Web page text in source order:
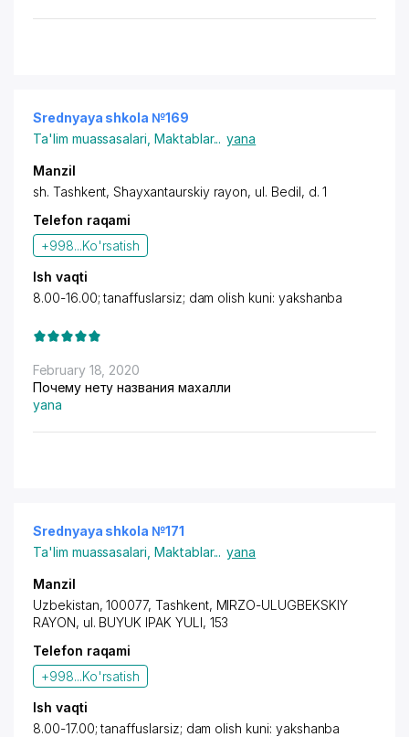
Srednyaya shkola №169
Ta'lim muassasalari Maktablar... yana
Manzil
sh. Tashkent,Shayxantaurskiy rayon, ul. Bedil, d. 1
Telefon raqami
+998...Ko'rsatish
Ish vaqti
8.00-16.00; tanaffuslarsiz; dam olish kuni: yakshanba
February 18, 2020
Почему нету названия махалли
yana
Srednyaya shkola №171
Ta'lim muassasalari Maktablar... yana
Manzil
Uzbekistan, 100077, Tashkent, MIRZO-ULUGBEKSKIY
RAYON, ul. BUYUK IPAK YULI, 153
Telefon raqami
+998...Ko'rsatish
Ish vaqti
8.00-17.00; tanaffuslarsiz; dam olish kuni: yakshanba